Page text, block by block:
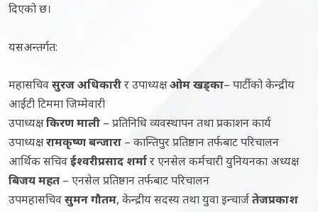
दिएको छ।
यसअन्तर्गत:
महासचिवसुरज अधिकारीर उपाध्यक्षओम खड्का– पार्टीको केन्द्रीय
आईटी टिममा जिम्मेवारी
उपाध्यक्षकिरण माली – प्रतिनिधि व्यवस्थापन तथा प्रकाशन कार्य
उपाध्यक्षरामकृष्ण बन्जारा – कान्तिपुर प्रतिष्ठान तर्फबाट परिचालन
आर्थिक सचिवईश्वरीप्रसाद शर्मार एनसेल कर्मचारी युनियनका अध्यक्ष
बिजय महत – एनसेल प्रतिष्ठान तर्फबाट परिचालन
उपमहासचिवसुमन गौतम, केन्द्रीय सदस्य तथा युवा इन्चार्जतेजप्रकाश